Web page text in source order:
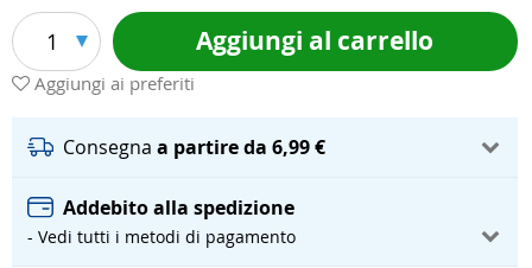
1 Aggiungi al carrello
Aggiungi ai preferiti
Consegna a partire da 6,99 €
Addebito alla spedizione
- Vedi tutti i metodi di pagamento